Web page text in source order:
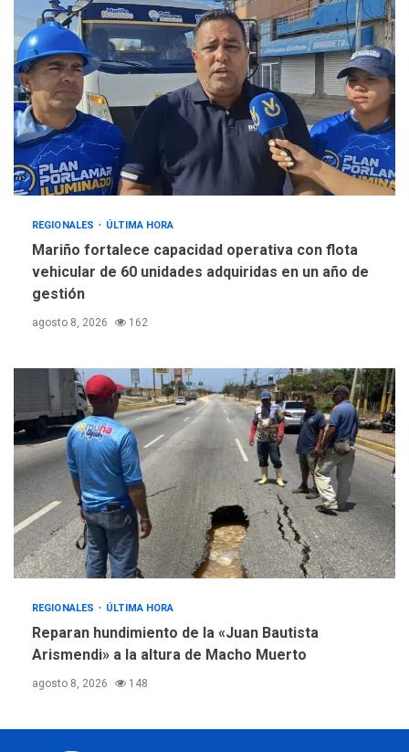
REGIONALES ÚLTIMA HORA
Mariño fortalece capacidad operativa con flota
vehicular de 60 unidades adquiridas en un año de
gestión
agosto 8, 2026 162
REGIONALES ÚLTIMA HORA
Reparan hundimiento de la «Juan Bautista
Arismendi» a la altura de Macho Muerto
agosto 8, 2026 148